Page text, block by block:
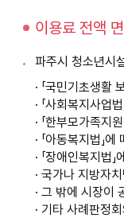
이용료 전액
파주시 청소년시
· 「국민기초생활
· 「사회복지사업
· 「한부모가족지
· 「아동복지법」
· 「장애인복지법
· 국가나 지방자
· 그 밖에 시장이
· 기타 사례판정